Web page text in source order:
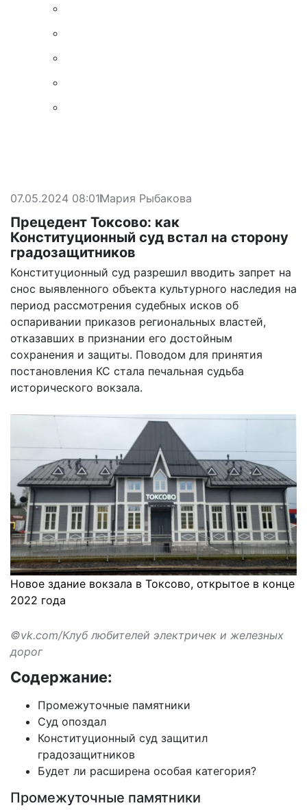
07.05.2024 08:01Мария Рыбакова
Прецедент Токсово: как
Конституционный суд встал на сторону
градозащитников
Конституционный суд разрешил вводить запрет на
снос выявленного объекта культурного наследия на
период рассмотрения судебных исков об
оспаривании приказов региональных властей,
отказавших в признании его достойным
сохранения и защиты. Поводом для принятия
постановления КС стала печальная судьба
исторического вокзала.
Новое здание вокзала в Токсово, открытое в конце
2022 года
©vk.com/Клуб любителей электричек и железных
дорог
Содержание:
Промежуточные памятники
Суд опоздал
Конституционный суд защитил
градозащитников
Будет ли расширена особая категория?
Промежуточные памятники